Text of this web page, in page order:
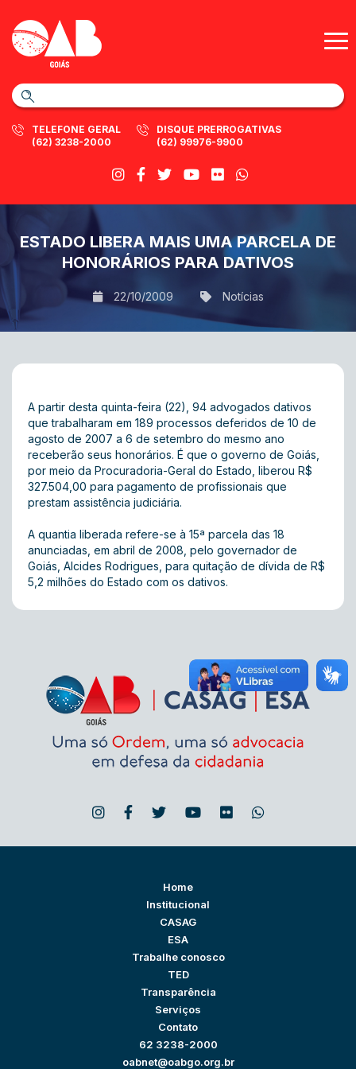
TELEFONE GERAL
(62) 3238-2000
DISQUE PRERROGATIVAS
(62) 99976-9900
ESTADO LIBERA MAIS UMA PARCELA DE
HONORÁRIOS PARA DATIVOS
22/10/2009 Notícias
A partir desta quinta-feira (22), 94 advogados dativos
que trabalharam em 189 processos deferidos de 10 de
agosto de 2007 a 6 de setembro do mesmo ano
receberão seus honorários. É que o governo de Goiás,
por meio da Procuradoria-Geral do Estado, liberou R$
327.504,00 para pagamento de profissionais que
prestam assistência judiciária.
A quantia liberada refere-se à 15ª parcela das 18
anunciadas, em abril de 2008, pelo governador de
Goiás, Alcides Rodrigues, para quitação de dívida de R$
5,2 milhões do Estado com os dativos.
Home
Institucional
CASAG
ESA
Trabalhe conosco
TED
Transparência
Serviços
Contato
62 3238-2000
oabnet@oabgo.org.br